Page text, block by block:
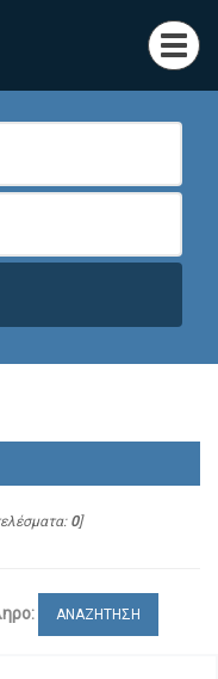
0]
ΑΝΑΖΗΤΗΣΗ